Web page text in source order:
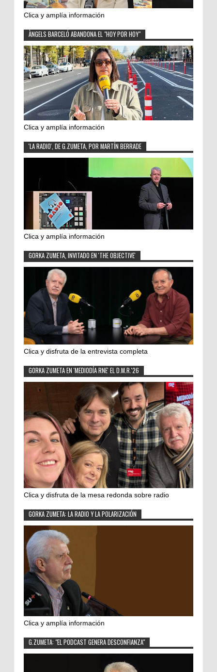
Clica y amplía información
ÀNGELS BARCELÓ ABANDONA EL "HOY POR HOY"
Clica y amplía información
'LA RADIO', DE G.ZUMETA, POR MARTÍN BERRADE
Clica y amplía información
GORKA ZUMETA, INVITADO EN 'THE OBJECTIVE'
Clica y disfruta de la entrevista completa
GORKA ZUMETA EN 'MEDIODÍA RNE' EL D.M.R.'26
Clica y disfruta de la mesa redonda sobre radio
GORKA ZUMETA: LA RADIO Y LA POLARIZACIÓN
Clica y amplía información
G.ZUMETA: "EL PODCAST GENERA DESCONFIANZA"